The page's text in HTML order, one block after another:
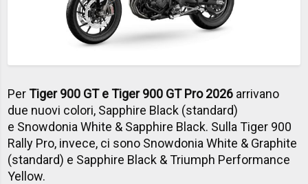
PerTiger 900 GT e Tiger 900 GT Pro 2026 arrivano
due nuovi colori, Sapphire Black (standard)
e Snowdonia White & Sapphire Black. Sulla Tiger 900
Rally Pro, invece, ci sono Snowdonia White & Graphite
(standard) e Sapphire Black & Triumph Performance
Yellow.